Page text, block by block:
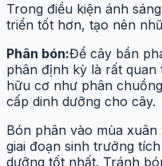
Trong điều kiện ánh
triển tốt hơn, tạo nên
Phân bón:Để cây bần
phân định kỳ là rất quan
hữu cơ như phân
cấp dinh dưỡng cho cây.
Bón phân vào mùa
giai đoạn sinh trưởng
dưỡng tốt nhất. Tránh